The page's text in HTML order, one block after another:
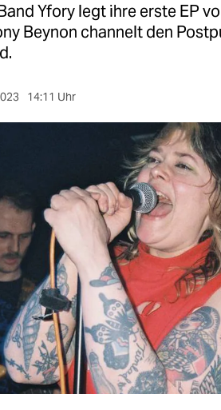
Yfory legt ihre erste EP
Beynon channelt den
14:11 Uhr